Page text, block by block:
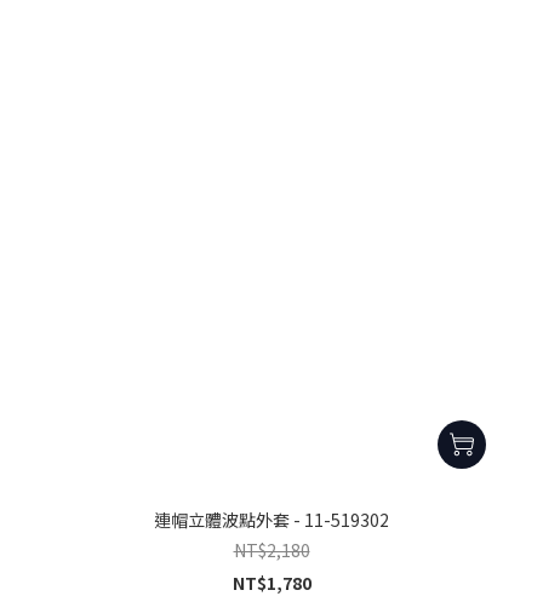
連帽立體波點外套 - 11-519302
NT$2,180
NT$1,780